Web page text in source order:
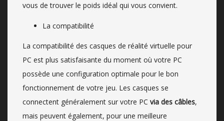
vous de trouver le poids idéal qui vous convient.
La compatibilité
La compatibilité des casques de réalité virtuelle pour
PC est plus satisfaisante du moment où votre PC
possède une configuration optimale pour le bon
fonctionnement de votre jeu. Les casques se
connectent généralement sur votre PC via des câbles,
mais peuvent également, pour une meilleure